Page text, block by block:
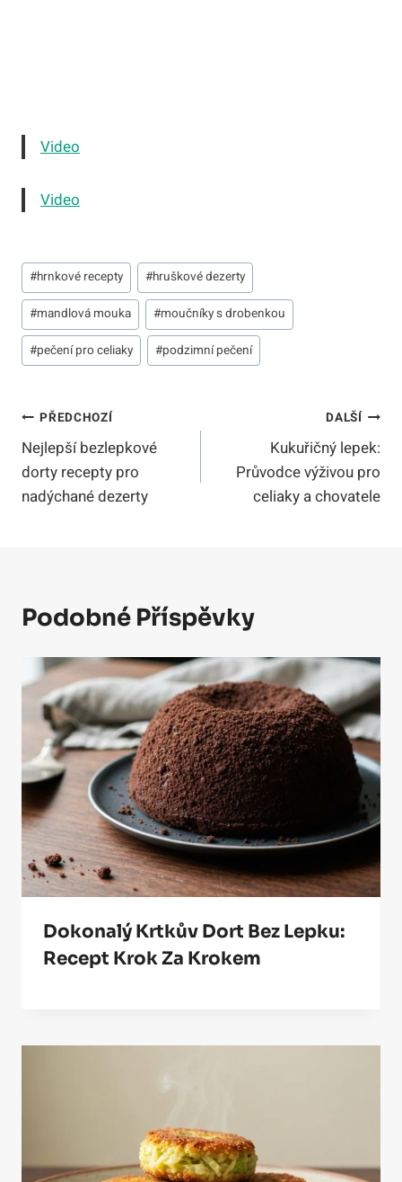
Video
Video
Štítky
příspěvků:
#hrnkové recepty #hruškové dezerty
#mandlová mouka #moučníky s drobenkou
#pečení pro celiaky #podzimní pečení
Navigace
Pro
Příspěvek
PŘEDCHOZÍ
Nejlepší bezlepkové
dorty recepty pro
nadýchané dezerty
DALŠÍ
Kukuřičný lepek:
Průvodce výživou pro
celiaky a chovatele
Podobné Příspěvky
Dokonalý Krtkův Dort Bez Lepku:
Recept Krok Za Krokem